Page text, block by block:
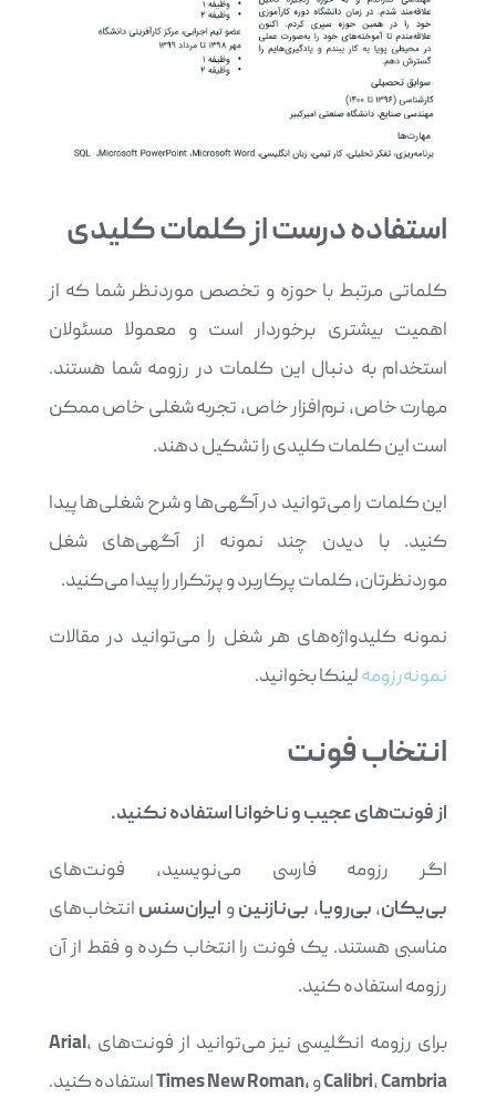
استفاده درست از کلمات کلیدی
کلماتی مرتبط با حوزه و تخصص موردنظر شما که از
اهمیت بیشتری برخوردار است و معمولا مسئولان
استخدام به دنبال این کلمات در رزومه شما هستند.
مهارت خاص، نرم‌افزار خاص، تجربه شغلی خاص ممکن
است این کلمات کلیدی را تشکیل دهند.
این کلمات را می‌توانید در آگهی‌ها و شرح شغلی‌ها پیدا
کنید. با دیدن چند نمونه از آگهی‌های شغل
موردنظرتان، کلمات پرکاربرد و پرتکرار را پیدا می‌کنید.
نمونه کلیدواژه‌های هر شغل را می‌توانید در مقالات
نمونه‌رزومهلینکا بخوانید.
انتخاب فونت
از فونت‌های عجیب و ناخوانا استفاده نکنید.
اگر رزومه فارسی می‌نویسید، فونت‌های
بی‌یکان، بی‌رویا، بی‌نازنینو ایران‌سنس انتخاب‌های
مناسبی هستند. یک فونت را انتخاب کرده و فقط از آن
رزومه استفاده کنید.
برای رزومه انگلیسی نیز می‌توانید از فونت‌های Arial،
Calibri،Cambria و،Times New Roman استفاده کنید.